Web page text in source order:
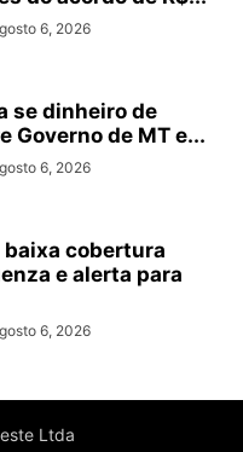
6, 2026
se dinheiro de
Governo de MT e...
6, 2026
cobertura
e alerta para
6, 2026
Ltda